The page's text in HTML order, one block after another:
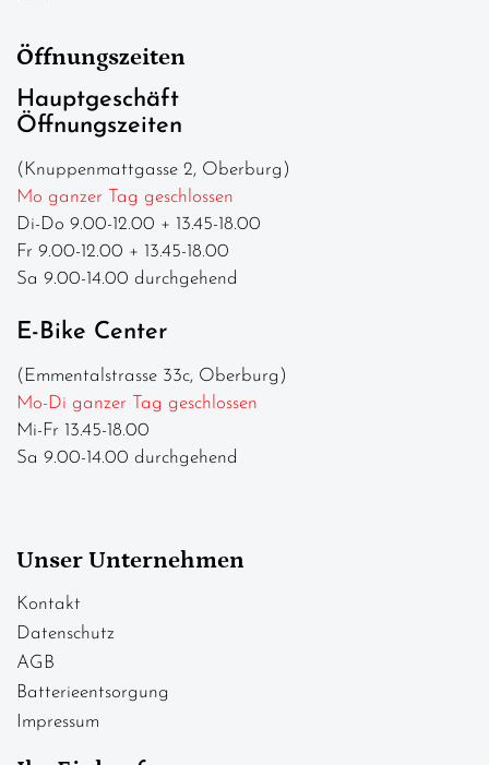
Öffnungszeiten
Hauptgeschäft
Öffnungszeiten
(Knuppenmattgasse 2, Oberburg)
Mo ganzer Tag geschlossen
Di-Do 9.00-12.00 + 13.45-18.00
Fr 9.00-12.00 + 13.45-18.00
Sa 9.00-14.00 durchgehend
E-Bike Center
(Emmentalstrasse 33c, Oberburg)
Mo-Di ganzer Tag geschlossen
Mi-Fr 13.45-18.00
Sa 9.00-14.00 durchgehend
Unser Unternehmen
Kontakt
Datenschutz
AGB
Batterieentsorgung
Impressum